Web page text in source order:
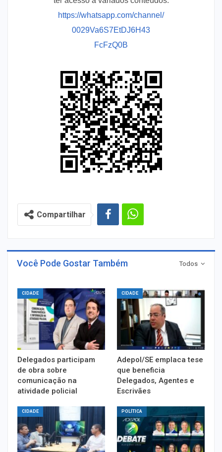
https://whatsapp.com/channel/
0029Va6S7EtDJ6H43
FcFzQ0B
Compartilhar
Todos
Você Pode Gostar Também
CIDADE
Delegados participam
de obra sobre
comunicação na
atividade policial
CIDADE
Adepol/SE emplaca tese
que beneficia
Delegados, Agentes e
Escrivães
CIDADE POLÍTICA